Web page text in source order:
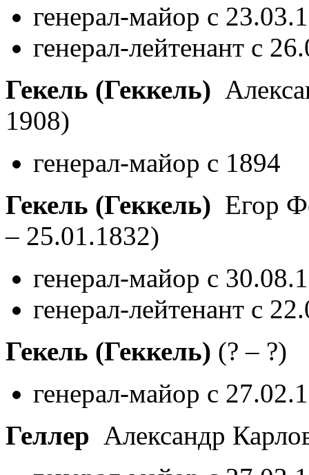
генерал-майор с
генерал-лейтенант с
Гекель (Геккель)
1908)
генерал-майор с 1894
Гекель (Геккель) Егор
– 25.01.1832)
генерал-майор с
генерал-лейтенант с
Гекель (Геккель) (? – ?)
генерал-майор с
Геллер Александр